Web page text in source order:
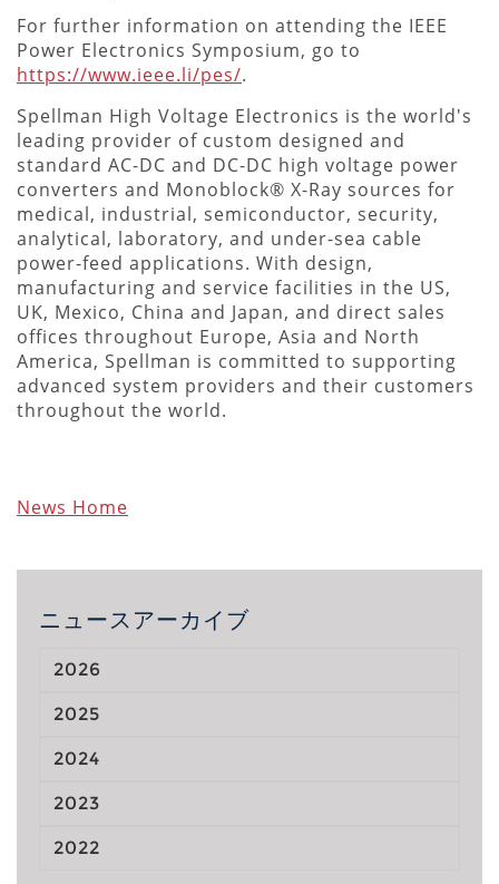
For further information on attending the IEEE
Power Electronics Symposium, go to
https://www.ieee.li/pes/.
Spellman High Voltage Electronics is the world's
leading provider of custom designed and
standard AC-DC and DC-DC high voltage power
converters and Monoblock® X-Ray sources for
medical, industrial, semiconductor, security,
analytical, laboratory, and under-sea cable
power-feed applications. With design,
manufacturing and service facilities in the US,
UK, Mexico, China and Japan, and direct sales
offices throughout Europe, Asia and North
America, Spellman is committed to supporting
advanced system providers and their customers
throughout the world.
News Home
ニュースアーカイブ
2026
2025
2024
2023
2022